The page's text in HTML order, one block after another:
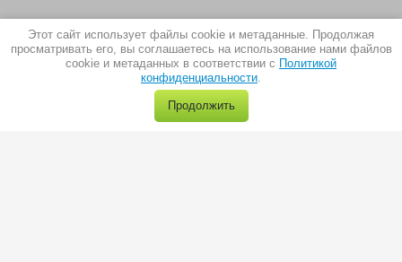
Этот сайт использует файлы cookie и метаданные. Продолжая
просматривать его, вы соглашаетесь на использование нами файлов
cookie и метаданных в соответствии с Политикой
конфиденциальности.
Продолжить